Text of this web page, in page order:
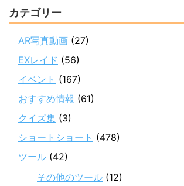
カテゴリー
AR写真動画 (27)
EXレイド (56)
イベント (167)
おすすめ情報 (61)
クイズ集 (3)
ショートショート (478)
ツール (42)
その他のツール (12)